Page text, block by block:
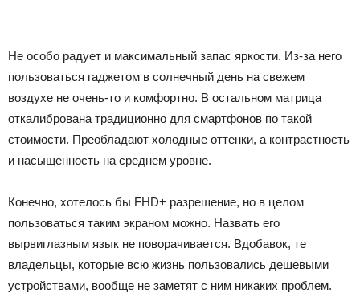
Не особо радует и максимальный запас яркости. Из-за него
пользоваться гаджетом в солнечный день на свежем
воздухе не очень-то и комфортно. В остальном матрица
откалибрована традиционно для смартфонов по такой
стоимости. Преобладают холодные оттенки, а контрастность
и насыщенность на среднем уровне.
Конечно, хотелось бы FHD+ разрешение, но в целом
пользоваться таким экраном можно. Назвать его
вырвиглазным язык не поворачивается. Вдобавок, те
владельцы, которые всю жизнь пользовались дешевыми
устройствами, вообще не заметят с ним никаких проблем.